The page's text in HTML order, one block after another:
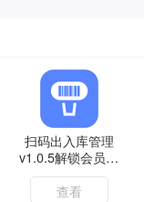
扫码出入库管理
v1.0.5解锁会员商
品库存扫码登记工
具
查看